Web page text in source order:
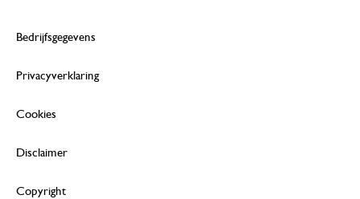
Bedrijfsgegevens
Privacyverklaring
Cookies
Disclaimer
Copyright